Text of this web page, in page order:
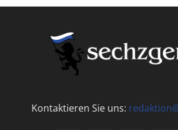
Kontaktieren Sie uns: